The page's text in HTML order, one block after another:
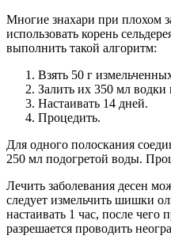
Многие знахари при плохом
использовать корень
выполнить такой алгоритм:
Взять 50 г
Залить их 350 мл
Настаивать 14 дней.
Процедить.
Для одного полоскания
250 мл подогретой воды.
Лечить заболевания десен
следует измельчить шишки
настаивать 1 час, после чего
разрешается проводить